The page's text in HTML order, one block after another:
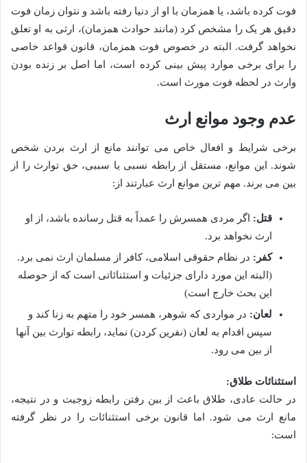
فوت کرده باشد، یا همزمان با او از دنیا رفته باشد و نتوان زمان فوت
دقیق هر یک را مشخص کرد (مانند حوادث همزمان)، ارثی به او تعلق
نخواهد گرفت. البته در خصوص فوت همزمان، قانون قواعد خاصی
را برای برخی موارد پیش بینی کرده است، اما اصل بر زنده بودن
وارث در لحظه فوت مورث است.
عدم وجود موانع ارث
برخی شرایط و افعال خاص می توانند مانع از ارث بردن شخص
شوند. این موانع، مستقل از رابطه نسبی یا سببی، حق توارث را از
بین می برند. مهم ترین موانع ارث عبارتند از:
قتل: اگر مردی همسرش را عمداً به قتل رسانده باشد، از او
ارث نخواهد برد.
کفر: در نظام حقوقی اسلامی، کافر از مسلمان ارث نمی برد.
(البته این مورد دارای جزئیات و استثنائاتی است که از حوصله
این بحث خارج است)
لعان: در مواردی که شوهر، همسر خود را متهم به زنا کند و
سپس اقدام به لعان (نفرین کردن) نماید، رابطه توارث بین آنها
از بین می رود.
استثنائات طلاق:
در حالت عادی، طلاق باعث از بین رفتن رابطه زوجیت و در نتیجه،
مانع ارث می شود. اما قانون برخی استثنائات را در نظر گرفته
است: